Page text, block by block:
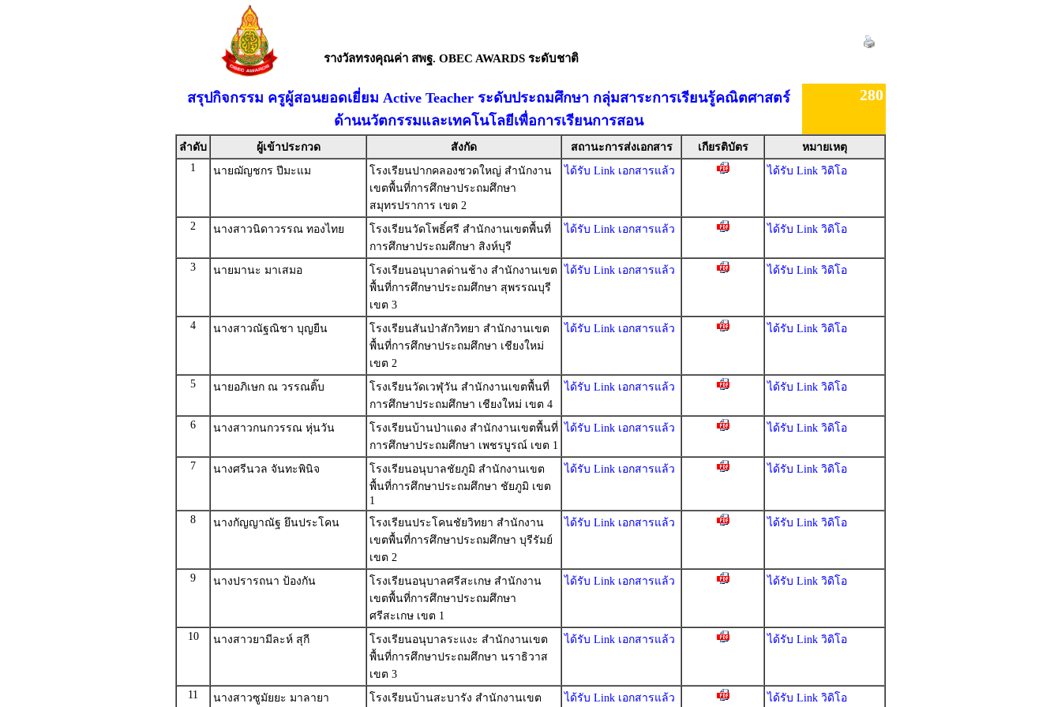
รางวัลทรงคุณค่า สพฐ. OBEC AWARDS ระดับชาติ
สรุปกิจกรรม ครูผู้สอนยอดเยี่ยม Active Teacher ระดับประถมศึกษา กลุ่มสาระการเรียนรู้คณิตศาสตร์
ด้านนวัตกรรมและเทคโนโลยีเพื่อการเรียนการสอน
280
ลำดับ ผู้เข้าประกวด สังกัด สถานะการส่งเอกสาร เกียรติบัตร
หมายเหตุ
1
นายฌัญชกร ปีมะแม
โรงเรียนปากคลองชวดใหญ่ สำนักงาน
เขตพื้นที่การศึกษาประถมศึกษา
สมุทรปราการ เขต 2
ได้รับ Link เอกสารแล้ว ได้รับ Link วิดิโอ
2 นางสาวนิดาวรรณ ทองไทย
โรงเรียนวัดโพธิ์ศรี สำนักงานเขตพื้นที่
การศึกษาประถมศึกษา สิงห์บุรี
ได้รับ Link เอกสารแล้ว ได้รับ Link วิดิโอ
3 นายมานะ มาเสมอ
โรงเรียนอนุบาลด่านช้าง สำนักงานเขต
พื้นที่การศึกษาประถมศึกษา สุพรรณบุรี
เขต 3
ได้รับ Link เอกสารแล้ว ได้รับ Link วิดิโอ
4 นางสาวณัฐณิชา บุญยืน
โรงเรียนสันป่าสักวิทยา สำนักงานเขต
พื้นที่การศึกษาประถมศึกษา เชียงใหม่
เขต 2
ได้รับ Link เอกสารแล้ว ได้รับ Link วิดิโอ
5 นายอภิเษก ณ วรรณติ๊บ
โรงเรียนวัดเวฬุวัน สำนักงานเขตพื้นที่
การศึกษาประถมศึกษา เชียงใหม่ เขต 4
ได้รับ Link เอกสารแล้ว ได้รับ Link วิดิโอ
6 นางสาวกนกวรรณ หุ่นวัน
โรงเรียนบ้านป่าแดง สำนักงานเขตพื้นที่
การศึกษาประถมศึกษา เพชรบูรณ์ เขต 1
ได้รับ Link เอกสารแล้ว ได้รับ Link วิดิโอ
7 นางศรีนวล จันทะพินิจ
โรงเรียนอนุบาลชัยภูมิ สำนักงานเขต
พื้นที่การศึกษาประถมศึกษา ชัยภูมิ เขต
1
ได้รับ Link เอกสารแล้ว ได้รับ Link วิดิโอ
8 นางกัญญาณัฐ ยึนประโคน
โรงเรียนประโคนชัยวิทยา สำนักงาน
เขตพื้นที่การศึกษาประถมศึกษา บุรีรัมย์
เขต 2
ได้รับ Link เอกสารแล้ว ได้รับ Link วิดิโอ
9 นางปรารถนา ป้องกัน
โรงเรียนอนุบาลศรีสะเกษ สำนักงาน
เขตพื้นที่การศึกษาประถมศึกษา
ศรีสะเกษ เขต 1
ได้รับ Link เอกสารแล้ว ได้รับ Link วิดิโอ
10 นางสาวยามีละห์ สุกี
โรงเรียนอนุบาลระแงะ สำนักงานเขต
พื้นที่การศึกษาประถมศึกษา นราธิวาส
เขต 3
ได้รับ Link เอกสารแล้ว ได้รับ Link วิดิโอ
11 นางสาวซูมัยยะ มาลายา โรงเรียนบ้านสะบารัง สำนักงานเขต ได้รับ Link เอกสารแล้ว ได้รับ Link วิดิโอ